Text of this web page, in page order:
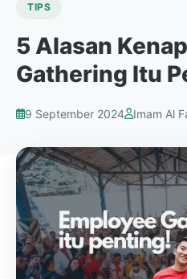
TIPS
5 Alasan
Gathering Itu
9 September 2024 Imam Al